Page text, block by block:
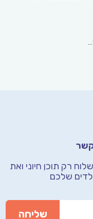
רק תוכן חיוני ואת
שלכם